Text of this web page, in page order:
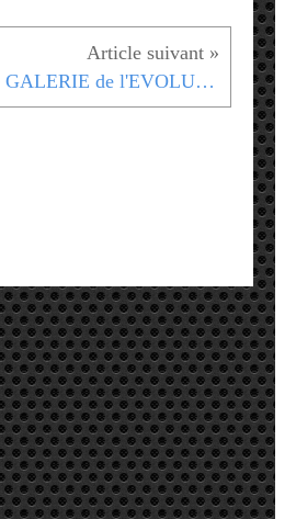
Grande GALERIE de l'EVOLUTION - Musée Histoire Naturelle